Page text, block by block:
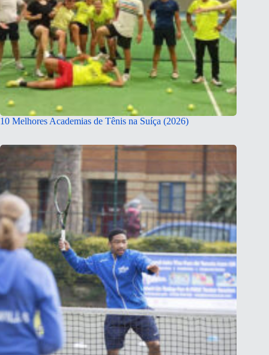
10 Melhores Academias de Tênis na Suíça (2026)